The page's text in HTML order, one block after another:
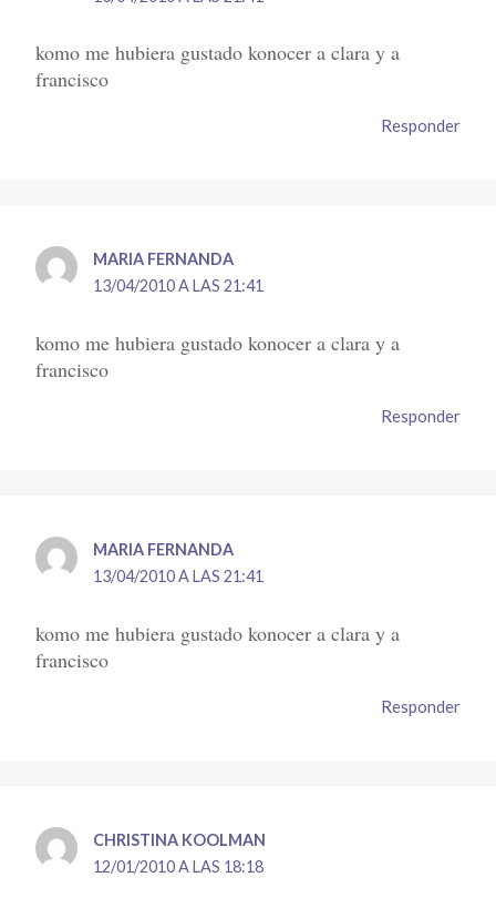
komo me hubiera gustado konocer a clara y a
francisco
Responder
MARIA FERNANDA
13/04/2010 A LAS 21:41
komo me hubiera gustado konocer a clara y a
francisco
Responder
MARIA FERNANDA
13/04/2010 A LAS 21:41
komo me hubiera gustado konocer a clara y a
francisco
Responder
CHRISTINA KOOLMAN
12/01/2010 A LAS 18:18